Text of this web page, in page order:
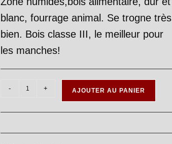
blanc, fourrage animal. Se trogne très
bien. Bois classe III, le meilleur pour
les manches!
- + AJOUTER AU PANIER